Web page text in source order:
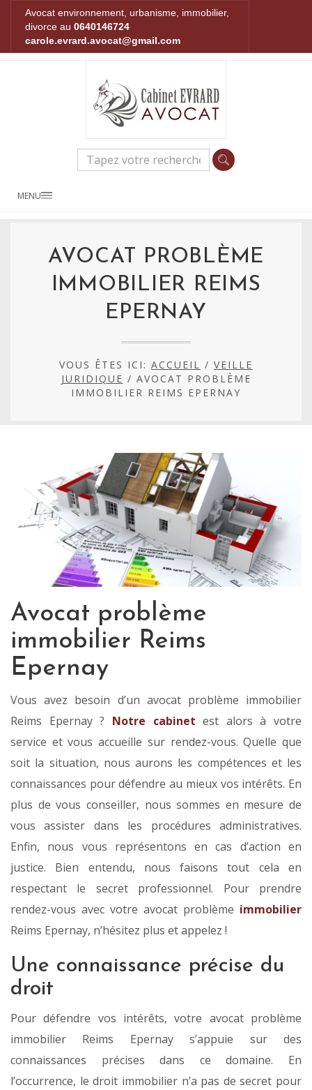
Avocat environnement, urbanisme, immobilier,
divorce au 0640146724
carole.evrard.avocat@gmail.com
MENU
AVOCAT PROBLÈME
IMMOBILIER REIMS
EPERNAY
VOUS ÊTES ICI: ACCUEIL / VEILLE
JURIDIQUE / AVOCAT PROBLÈME
IMMOBILIER REIMS EPERNAY
Avocat problème
immobilier Reims
Epernay
Vous avez besoin d’un avocat problème immobilier
Reims Epernay ? Notre cabinet est alors à votre
service et vous accueille sur rendez-vous. Quelle que
soit la situation, nous aurons les compétences et les
connaissances pour défendre au mieux vos intérêts. En
plus de vous conseiller, nous sommes en mesure de
vous assister dans les procédures administratives.
Enfin, nous vous représentons en cas d’action en
justice. Bien entendu, nous faisons tout cela en
respectant le secret professionnel. Pour prendre
rendez-vous avec votre avocat problème immobilier
Reims Epernay, n’hésitez plus et appelez !
Une connaissance précise du
droit
Pour défendre vos intérêts, votre avocat problème
immobilier Reims Epernay s’appuie sur des
connaissances précises dans ce domaine. En
l’occurrence, le droit immobilier n’a pas de secret pour